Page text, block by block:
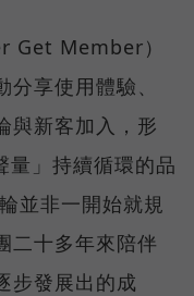
Get Member）
享使用體驗、
與新客加入，形
」持續循環的品
並非一開始就規
二十多年來陪伴
步發展出的成